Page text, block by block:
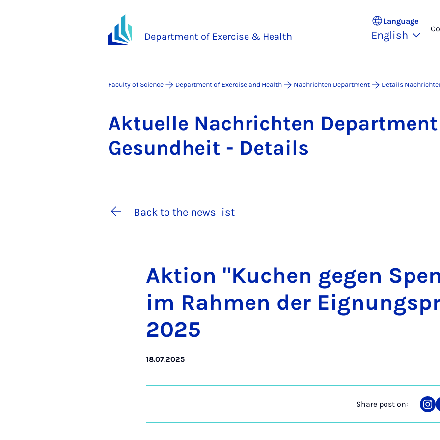
Department of Exercise & Health
Language
English
Faculty of Science Department of Exercise and Health Nachrichten Department Details
Ak­tuelle Na­chricht­en
Ge­sund­heit - De­tails
Back to the news list
Ak­tion "Kuchen ge­gen
im Rah­men der
2025
18.07.2025
Share post on:
on